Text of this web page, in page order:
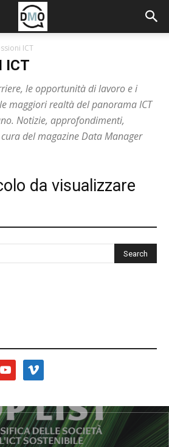
ICT
ICT
le opportunità di lavoro e i
maggiori realtà del panorama ICT
Notizie, approfondimenti,
del magazine Data Manager
da visualizzare
youtube vimeo